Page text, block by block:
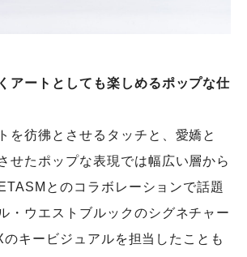
アートとしても楽しめるポップな仕
を彷彿とさせるタッチと、愛嬌と
せたポップな表現では幅広い層から
とのコラボレーションで話題
・ウエストブルックのシグネチャー
キービジュアルを担当したことも